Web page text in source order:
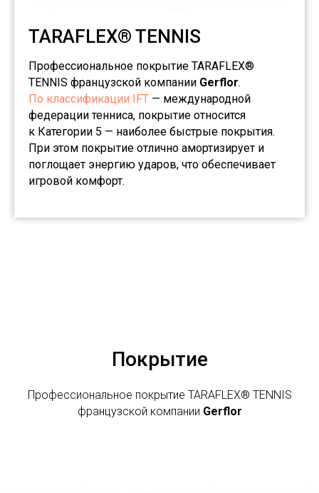
TARAFLEX® TENNIS
Профессиональное покрытие TARAFLEX®
TENNIS французской компании Gerflor.
По классификации IFT — международной
федерации тенниса, покрытие относится
к Категории 5 — наиболее быстрые покрытия.
При этом покрытие отлично амортизирует и
поглощает энергию ударов, что обеспечивает
игровой комфорт.
Покрытие
Профессиональное покрытие TARAFLEX® TENNIS
французской компании Gerflor